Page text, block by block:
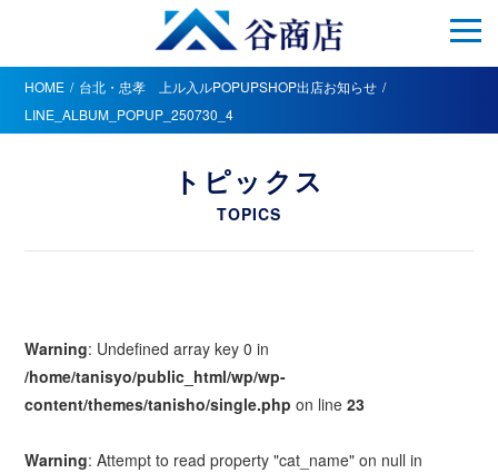
HOME
台北・忠孝 上ル入ルPOPUPSHOP出店お知らせ
LINE_ALBUM_POPUP_250730_4
トピックス
TOPICS
Warning: Undefined array key 0 in
/home/tanisyo/public_html/wp/wp-
content/themes/tanisho/single.php on line23
Warning: Attempt to read property "cat_name" on null in